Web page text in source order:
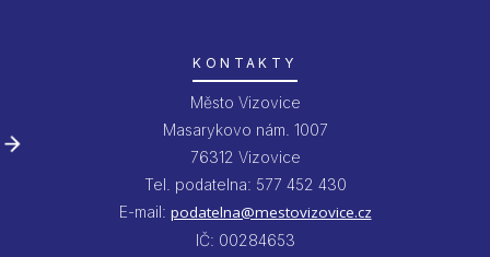
KONTAKTY
Město Vizovice
Masarykovo nám. 1007
76312 Vizovice
Tel. podatelna: 577 452 430
E-mail: podatelna@mestovizovice.cz
IČ: 00284653